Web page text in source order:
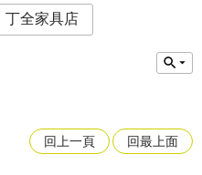
丁全家具店
回上一頁 回最上面